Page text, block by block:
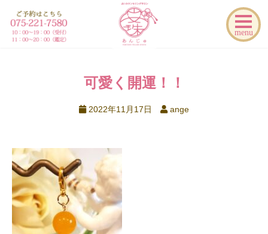
menu
可愛く開運！！
2022年11月17日 ange